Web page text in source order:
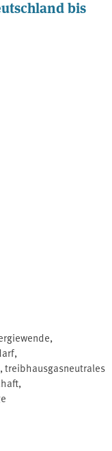
bis
,
,
,treibhausgasneutrales
,